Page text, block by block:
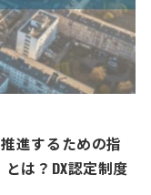
進するための指
は？DX認定制度